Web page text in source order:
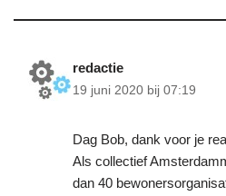
redactie
19 juni 2020 bij 07:19
Dag Bob, dank voor je
Als collectief
dan 40